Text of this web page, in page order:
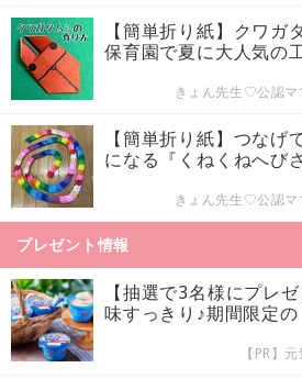
【簡単折り紙】クワガ
保育園で夏に大人気の
きょん先生♡公認マ
【簡単折り紙】つなげ
になる『くねくねへび
きょん先生♡公認マ
プレゼント情報
【抽選で3名様にプレ
味すっきり♪期間限定
【PR】